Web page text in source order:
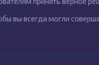
вы всегда могли